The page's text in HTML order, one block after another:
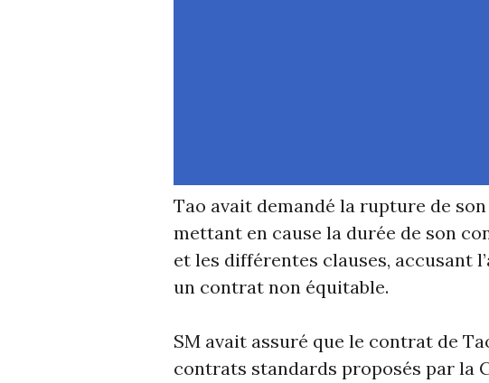
Tao avait demandé la rupture de
mettant en cause la durée de son
et les différentes clauses, accusant
un contrat non équitable.
SM avait assuré que le contrat de
contrats standards proposés par la